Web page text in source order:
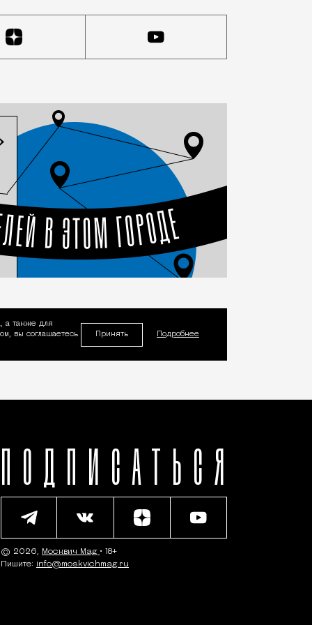
а также для
вы соглашаетесь
Принять Подробнее
ПОДПИСАТЬСЯ
© 2026, Москвич Mag • 18+
Пишите: info@moskvichmag.ru